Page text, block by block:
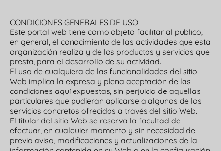
CONDICIONES GENERALES DE USO
Este portal web tiene como objeto facilitar al público,
en general, el conocimiento de las actividades que esta
organización realiza y de los productos y servicios que
presta, para el desarrollo de su actividad.
El uso de cualquiera de las funcionalidades del sitio
Web implica la expresa y plena aceptación de las
condiciones aquí expuestas, sin perjuicio de aquellas
particulares que pudieran aplicarse a algunos de los
servicios concretos ofrecidos a través del sitio Web.
El titular del sitio Web se reserva la facultad de
efectuar, en cualquier momento y sin necesidad de
previo aviso, modificaciones y actualizaciones de la